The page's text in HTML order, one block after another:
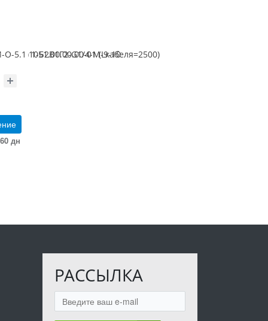
727) 1-Б2В1Г2-G1/4-М-9-10
5.1 1051.00.00.00-01 (Lкабеля=2500)
дн
РАССЫЛКА